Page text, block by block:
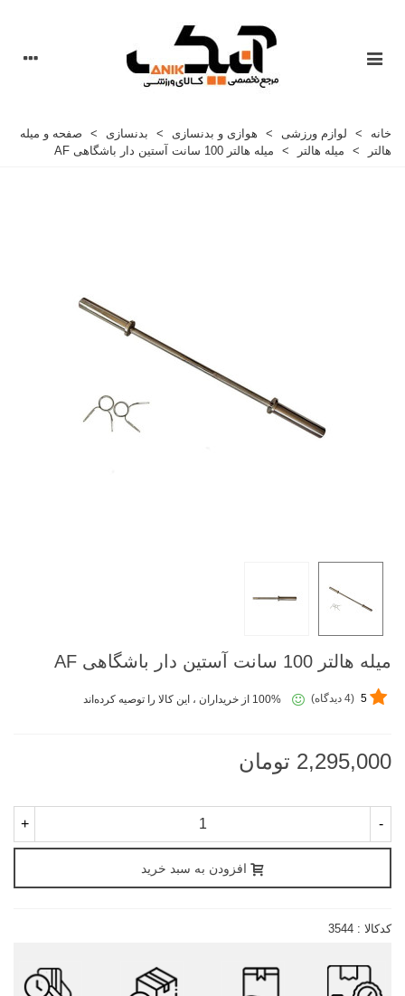
خانه > لوازم ورزشی > هوازی و بدنسازی > بدنسازی >
صفحه و میله
هالتر
> میله هالتر > میله هالتر 100 سانت آستین دار باشگاهی AF
میله هالتر 100 سانت آستین دار باشگاهی AF
5 (4 دیدگاه)
2,295,000 تومان
-
+
افزودن به سبد خرید
کدکالا : 3544